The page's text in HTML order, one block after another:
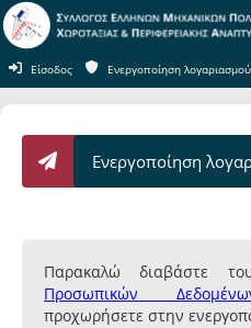
Είσοδος Ενεργοποίηση λογαριασμού
Ενεργοποίηση
Παρακαλώ διαβάστε
Προσωπικών
προχωρήσετε στην